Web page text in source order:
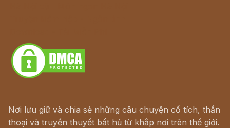
Nơi lưu giữ và chia sẻ những câu chuyện cổ tích, thần
thoại và truyền thuyết bất hủ từ khắp nơi trên thế giới.